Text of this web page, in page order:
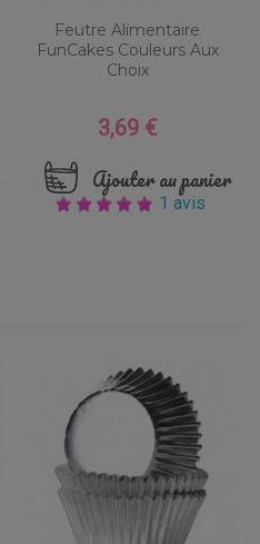
Feutre Alimentaire
FunCakes Couleurs Aux
Choix
Prix
3,69 €
Ajouter au panier
1 avis